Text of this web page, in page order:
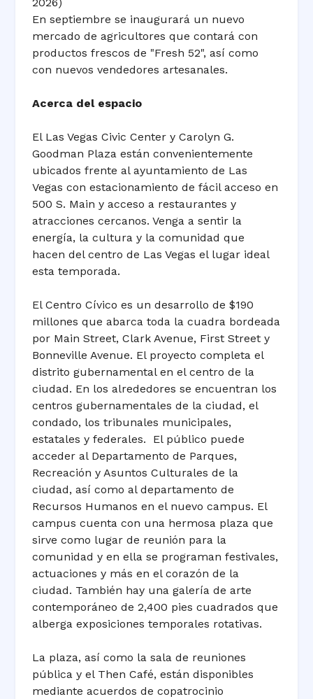
En septiembre se inaugurará un nuevo
mercado de agricultores que contará con
productos frescos de "Fresh 52", así como
con nuevos vendedores artesanales.
Acerca del espacio
El Las Vegas Civic Center y Carolyn G.
Goodman Plaza están convenientemente
ubicados frente al ayuntamiento de Las
Vegas con estacionamiento de fácil acceso en
500 S. Main y acceso a restaurantes y
atracciones cercanos. Venga a sentir la
energía, la cultura y la comunidad que
hacen del centro de Las Vegas el lugar ideal
esta temporada.
El Centro Cívico es un desarrollo de $190
millones que abarca toda la cuadra bordeada
por Main Street, Clark Avenue, First Street y
Bonneville Avenue. El proyecto completa el
distrito gubernamental en el centro de la
ciudad. En los alrededores se encuentran los
centros gubernamentales de la ciudad, el
condado, los tribunales municipales,
estatales y federales. El público puede
acceder al Departamento de Parques,
Recreación y Asuntos Culturales de la
ciudad, así como al departamento de
Recursos Humanos en el nuevo campus. El
campus cuenta con una hermosa plaza que
sirve como lugar de reunión para la
comunidad y en ella se programan festivales,
actuaciones y más en el corazón de la
ciudad. También hay una galería de arte
contemporáneo de 2,400 pies cuadrados que
alberga exposiciones temporales rotativas.
La plaza, así como la sala de reuniones
pública y el Then Café, están disponibles
mediante acuerdos de copatrocinio